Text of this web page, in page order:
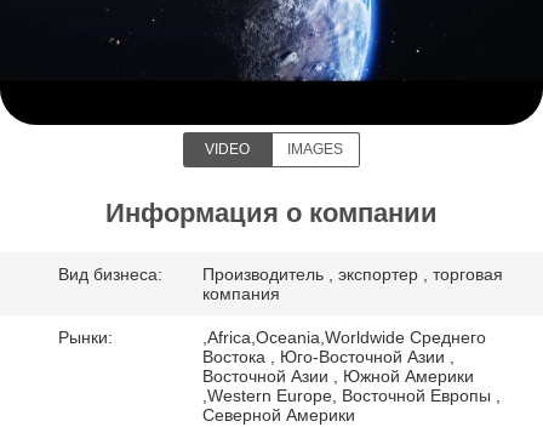
ШОУ
ПУТЕШЕСТВИЕ
Soundon New Energy Technology
Co,.Ltd.
VIDEO IMAGES
Информация о компании
Вид бизнеса:
Производитель , экспортер , торговая
компания
Рынки:
,Africa,Oceania,Worldwide Среднего
Востока , Юго-Восточной Азии ,
Восточной Азии , Южной Америки
,Western Europe, Восточной Европы ,
Северной Америки